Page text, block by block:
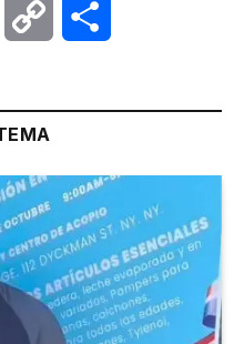
Twitter Copy